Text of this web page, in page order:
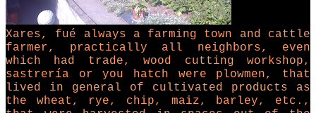
Xares, fué always a farming town and cattle
farmer, practically all neighbors, even
which had trade, wood cutting workshop,
sastrería or you hatch were plowmen, that
lived in general of cultivated products as
the wheat, rye, chip, maiz, barley, etc.,